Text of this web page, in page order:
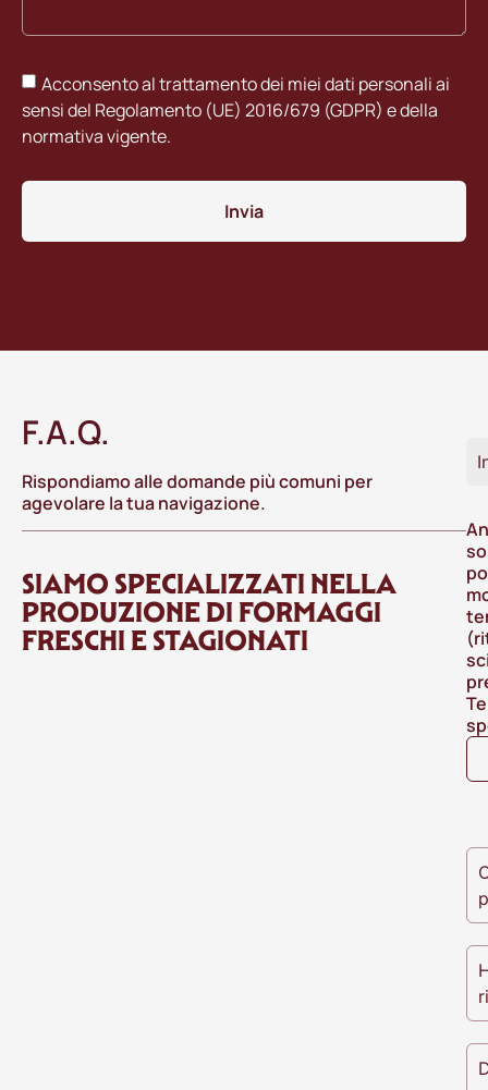
Acconsento al trattamento dei miei dati personali ai
sensi del Regolamento (UE) 2016/679 (GDPR) e della
normativa vigente.
Invia
F.A.Q.
Rispondiamo alle domande più comuni per
agevolare la tua navigazione.
SIAMO SPECIALIZZATI NELLA
PRODUZIONE DI FORMAGGI
FRESCHI E STAGIONATI